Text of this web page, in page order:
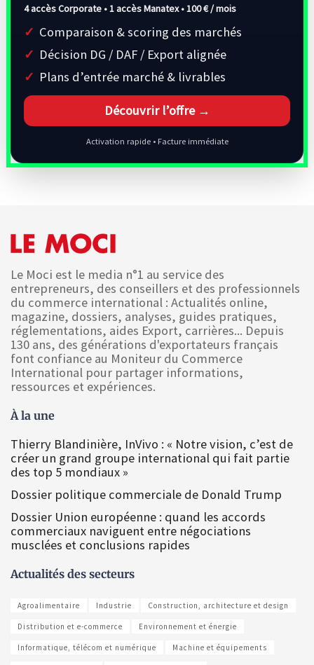
4 accès Corporate • 1 accès Manatex •100 € / mois
Comparaison & scoring des marchés
Décision DG / DAF / Export alignée
Plans d’entrée marché & livrables
Découvrir l’offre →
Activation rapide • Facture immédiate
Le Moci est le media n°1 au service des
entrepreneurs, des conseillers et des professionnels
du commerce international : Actualités online,
magazine, dossiers, analyses, guides pratiques,
réglementations, aides Export, carrières... Depuis
130 ans, des générations d'exportateurs français
font confiance au Moniteur du Commerce
International pour partager informations,
ressources et expériences.
À la une
Thierry Blandinière, InVivo : « Notre vision, c’est de
créer un grand groupe international qui fait partie
des top 5 mondiaux »
Dossier politique commerciale de Donald Trump
Dossier Union européenne : quand les accords
commerciaux naviguent entre négociations
musclées et conclusions rapides
Actualités des secteurs
Agroalimentaire Industrie Construction, architecture et design
Distribution et e-commerce Environnement et énergie
Informatique, télécom et numérique Machine et équipements